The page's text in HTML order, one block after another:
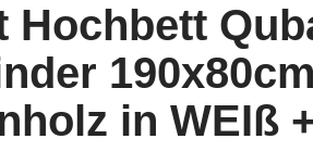
Hochbett
190x80cm
in WEIß